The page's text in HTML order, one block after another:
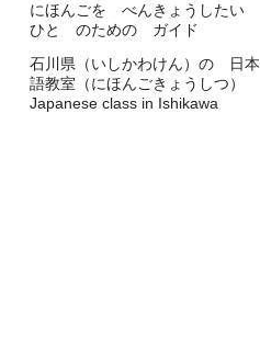
にほんごを べんきょうしたい
ひと のための ガイド
石川県（いしかわけん）の 日本
語教室（にほんごきょうしつ）
Japanese class in Ishikawa